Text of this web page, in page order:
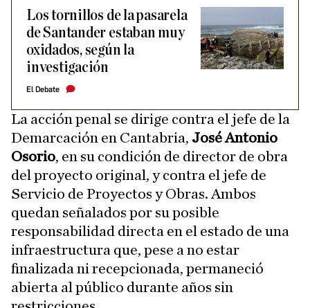
Los tornillos de la pasarela
de Santander estaban muy
oxidados, según la
investigación
El Debate
La acción penal se dirige contra el jefe de la
Demarcación en Cantabria, José Antonio
Osorio, en su condición de director de obra
del proyecto original, y contra el jefe de
Servicio de Proyectos y Obras. Ambos
quedan señalados por su posible
responsabilidad directa en el estado de una
infraestructura que, pese a no estar
finalizada ni recepcionada, permaneció
abierta al público durante años sin